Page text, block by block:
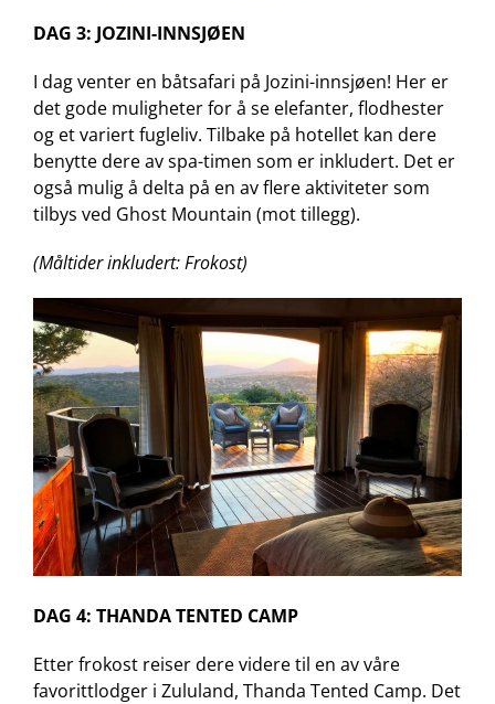
DAG 3: JOZINI-INNSJØEN
I dag venter en båtsafari på Jozini-innsjøen! Her er
det gode muligheter for å se elefanter, flodhester
og et variert fugleliv. Tilbake på hotellet kan dere
benytte dere av spa-timen som er inkludert. Det er
også mulig å delta på en av flere aktiviteter som
tilbys ved Ghost Mountain (mot tillegg).
(Måltider inkludert: Frokost)
DAG 4: THANDA TENTED CAMP
Etter frokost reiser dere videre til en av våre
favorittlodger i Zululand, Thanda Tented Camp. Det